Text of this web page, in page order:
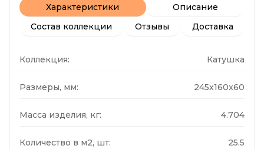
Характеристики
Описание
Состав коллекции
Отзывы Доставка
Коллекция: Катушка
Размеры, мм: 245x160x60
Масса изделия, кг: 4.704
Количество в м2, шт: 25.5